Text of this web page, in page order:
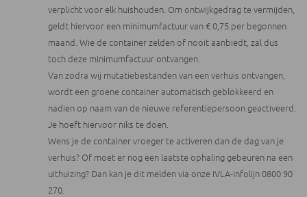
verplicht voor elk huishouden. Om ontwijkgedrag te vermijden,
geldt hiervoor een minimumfactuur van € 0,75 per begonnen
maand. Wie de container zelden of nooit aanbiedt, zal dus
toch deze minimumfactuur ontvangen.
Van zodra wij mutatiebestanden van een verhuis ontvangen,
wordt een groene container automatisch geblokkeerd en
nadien op naam van de nieuwe referentiepersoon geactiveerd.
Je hoeft hiervoor niks te doen.
Wens je de container vroeger te activeren dan de dag van je
verhuis? Of moet er nog een laatste ophaling gebeuren na een
uithuizing? Dan kan je dit melden via onze IVLA-infolijn 0800 90
270.